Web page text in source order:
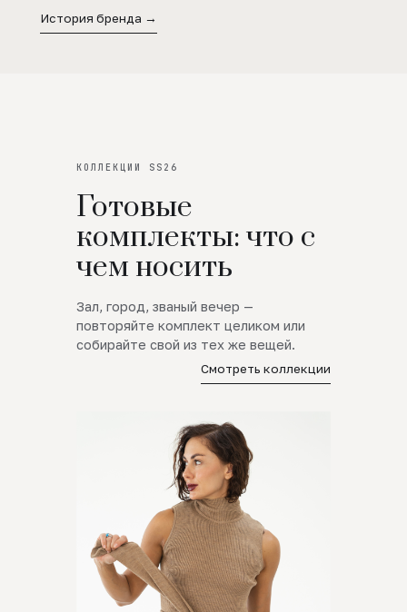
История бренда →
КОЛЛЕКЦИИ SS26
Готовые
комплекты: что с
чем носить
Зал, город, званый вечер —
повторяйте комплект целиком или
собирайте свой из тех же вещей.
Смотреть коллекции